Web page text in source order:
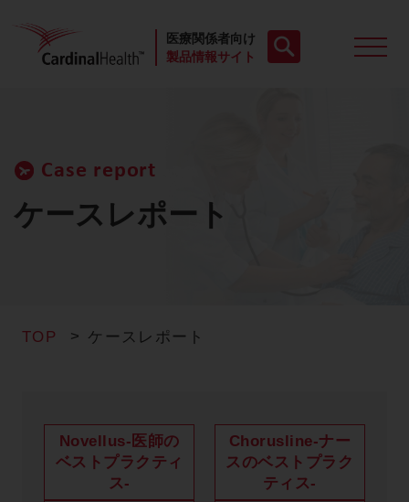
医療関係者向け
製品情報サイト
添付文書
Case report
ケースレポート
TOP ケースレポート
Novellus-医師の
ベストプラクティ
ス-
Chorusline-ナー
スのベストプラク
ティス-